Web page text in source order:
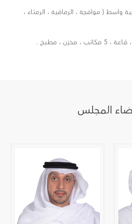
واسط ( موافجة ، الرماقية ، الرمثاء ،
، مطبخ .
المجلس